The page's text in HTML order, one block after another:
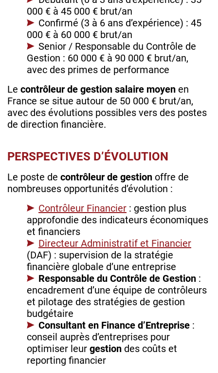
000 € à 45 000 € brut/an
Confirmé (3 à 6 ans d’expérience) : 45
000 € à 60 000 € brut/an
Senior / Responsable du Contrôle de
Gestion : 60 000 € à 90 000 € brut/an,
avec des primes de performance
Le contrôleur de gestion salaire moyen en
France se situe autour de 50 000 € brut/an,
avec des évolutions possibles vers des postes
de direction financière.
PERSPECTIVES D’ÉVOLUTION
Le poste de contrôleur de gestion offre de
nombreuses opportunités d’évolution :
Contrôleur Financier : gestion plus
approfondie des indicateurs économiques
et financiers
Directeur Administratif et Financier
(DAF) : supervision de la stratégie
financière globale d’une entreprise
Responsable du Contrôle de Gestion :
encadrement d’une équipe de contrôleurs
et pilotage des stratégies de gestion
budgétaire
Consultant en Finance d’Entreprise :
conseil auprès d’entreprises pour
optimiser leur gestion des coûts et
reporting financier